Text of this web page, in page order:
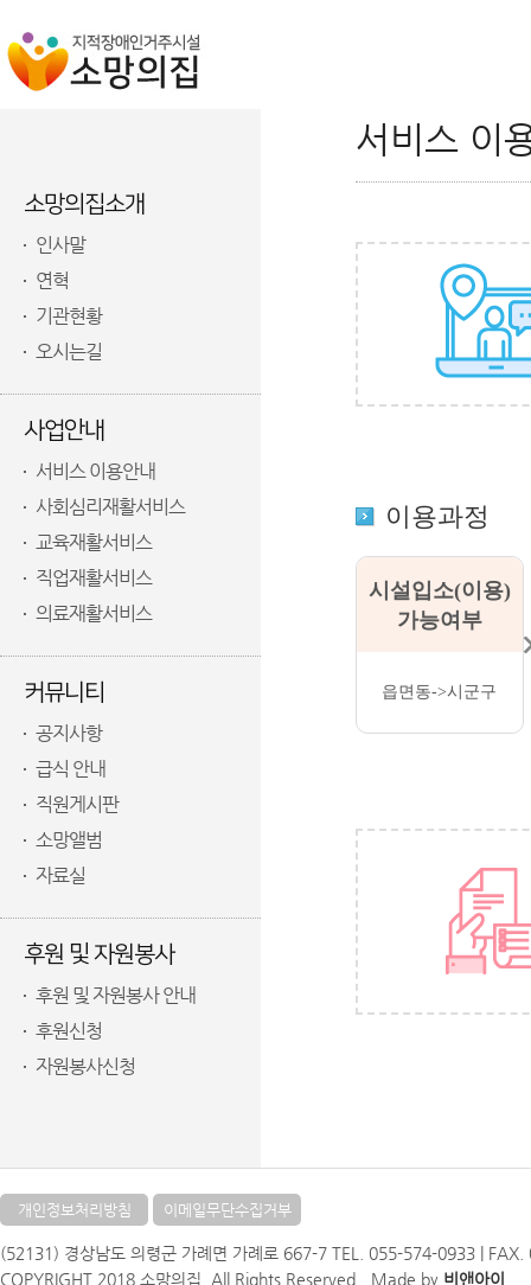
소망의집소개
인사말
연혁
기관현황
오시는길
사업안내
서비스 이용안내
사회심리재활서비스
교육재활서비스
직업재활서비스
의료재활서비스
커뮤니티
공지사항
급식 안내
직원게시판
소망앨범
자료실
후원 및 자원봉사
후원 및 자원봉사 안내
후원신청
자원봉사신청
서비스 이
이용과정
시설입소(이용)
가능여부
읍면동->시군구
개인정보처리방침 이메일무단수집거부
(52131) 경상남도 의령군 가례면 가례로 667-7 TEL. 055-574-0933 |
COPYRIGHT 2018 소망의집. All Rights Reserved.
Made by 비앤아이